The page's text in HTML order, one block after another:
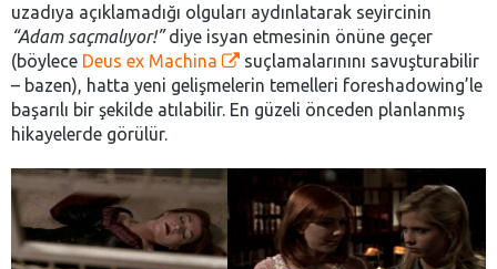
uzadıya açıklamadığı olguları aydınlatarak seyircinin
“Adam saçmalıyor!”diye isyan etmesinin önüne geçer
(böylece Deus ex Machina
suçlamalarınını savuşturabilir
– bazen), hatta yeni gelişmelerin temelleri foreshadowing’le
başarılı bir şekilde atılabilir. En güzeli önceden planlanmış
hikayelerde görülür.